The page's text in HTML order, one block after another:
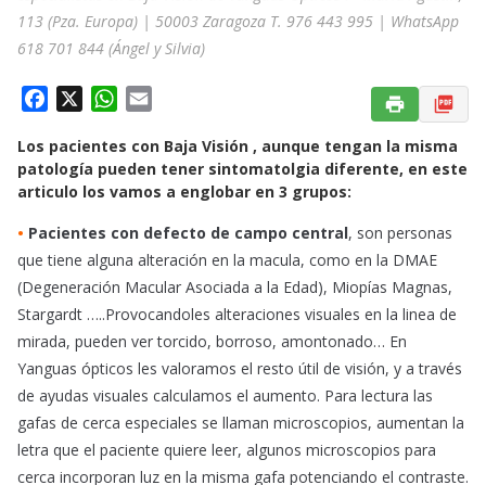
113 (Pza. Europa) | 50003 Zaragoza T. 976 443 995 | WhatsApp
618 701 844 (Ángel y Silvia)
c
e
b
o
o
k
W
a
t
s
A
p
p
a
i
l
Los pacientes con Baja Visión , aunque tengan la misma
patología pueden tener sintomatolgia diferente, en este
articulo los vamos a englobar en 3 grupos:
• Pacientes con defecto de campo central, son personas
que tiene alguna alteración en la macula, como en la DMAE
(Degeneración Macular Asociada a la Edad), Miopías Magnas,
Stargardt …..Provocandoles alteraciones visuales en la linea de
mirada, pueden ver torcido, borroso, amontonado… En
Yanguas ópticos les valoramos el resto útil de visión, y a través
de ayudas visuales calculamos el aumento. Para lectura las
gafas de cerca especiales se llaman microscopios, aumentan la
letra que el paciente quiere leer, algunos microscopios para
cerca incorporan luz en la misma gafa potenciando el contraste.